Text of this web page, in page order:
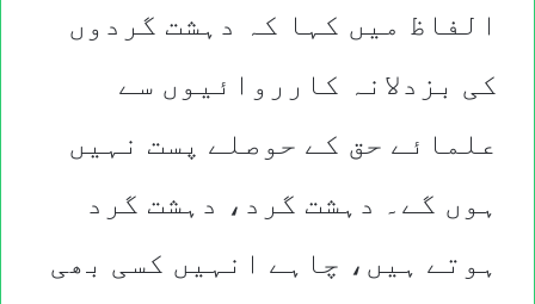
الفاظ میں کہا کہ دہشت گردوں
کی بزدلانہ کارروائیوں سے
علمائے حق کے حوصلے پست نہیں
ہوں گے۔ دہشت گرد، دہشت گرد
ہوتے ہیں، چاہے انہیں کسی بھی